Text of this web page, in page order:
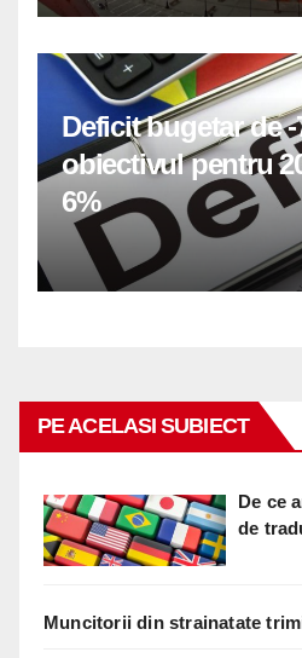
Deficit bugetar de -
obiectivul pentru
6%
PE ACELASI SUBIECT
De ce
de
Muncitorii din strainatate